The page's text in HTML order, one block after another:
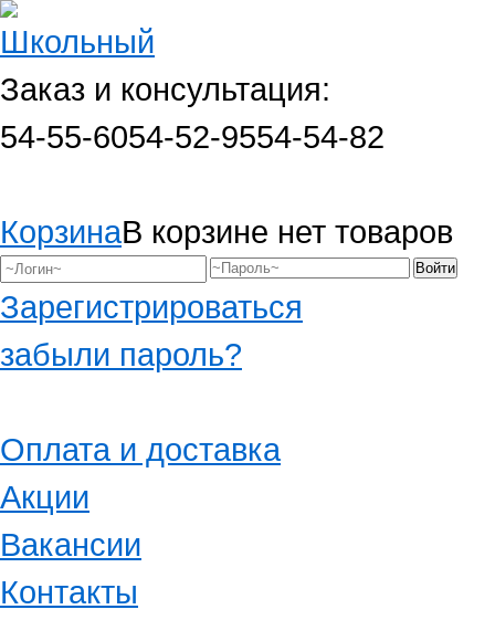
Заказ и консультация:
54-55-6054-52-9554-54-82
КорзинаВ корзине нет товаров
Зарегистрироваться
забыли пароль?
Оплата и доставка
Акции
Вакансии
Контакты